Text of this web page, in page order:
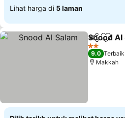
Lihat harga di 5 laman
Kongsi
Snood Al
2 Bintang
9.0 Terbaik
Makkah